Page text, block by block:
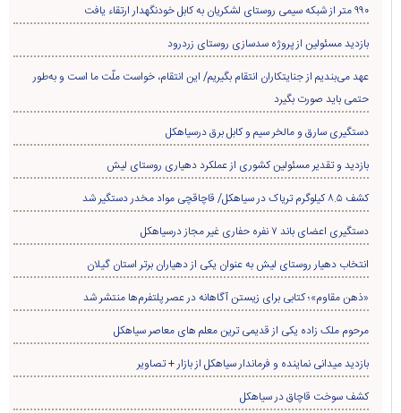
۹۹۰ متر از شبکه سیمی روستای لشکریان به کابل خودنگهدار ارتقاء یافت
بازدید مسئولین از پروژه سدسازی روستای زردرود
عهد می‌بندیم از جنایتکاران انتقام بگیریم/ این انتقام، خواست ملّت ما است و به‌طور
حتمی باید صورت بگیرد
دستگیری سارق و مالخر سیم و کابل برق درسیاهکل
بازدید و تقدیر مسئولین کشوری از عملکرد دهیاری روستای لیش
کشف ۸.۵ کیلوگرم تریاک در سیاهکل/ قاچاقچی مواد مخدر دستگیر شد
دستگیری اعضای باند ۷ نفره حفاری غير مجاز درسیاهکل
انتخاب دهیار روستای لیش به عنوان یکی از دهیاران برتر استان گیلان
«ذهن مقاوم»؛ کتابی برای زیستن آگاهانه در عصر پلتفرم‌ها منتشر شد
مرحوم ملک زاده یکی از قدیمی ترین معلم های معاصر سیاهکل
بازدید میدانی نماینده و فرماندار سیاهکل از بازار + تصاویر
کشف سوخت قاچاق در سياهکل